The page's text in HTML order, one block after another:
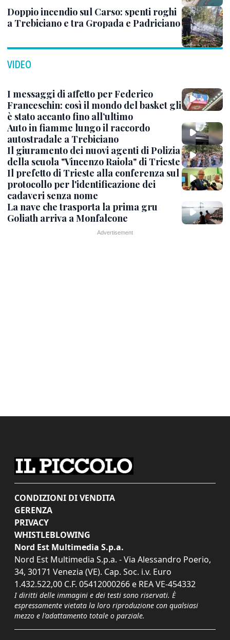
Doppio incendio sul Carso: spenti roghi
a Trebiciano e tra Gropada e Padriciano
VIDEO
I messaggi di affetto per Federico
Franceschin: così il mondo del basket gli
è stato accanto fino all’ultimo
Auto in fiamme lungo il raccordo
autostradale a Trebiciano
Il giuramento dei nuovi agenti di Polizia
della scuola "Vincenzo Raiola" di Trieste
Il prefetto di Trieste alla conferenza sul
protocollo per l'identificazione dei
cadaveri senza nome
La nave che trasporta la prima gru
Goliath arriva a Monfalcone
CONDIZIONI DI VENDITA
GERENZA
PRIVACY
WHISTLEBLOWING
Nord Est Multimedia S.p.a.
Nord Est Multimedia S.p.a. - Via Alessandro Poerio,
34, 30171 Venezia (VE). Cap. Soc. i.v. Euro
1.432.522,00 C.F. 05412000266 e REA VE-454332
I diritti delle immagini e dei testi sono riservati. È
espressamente vietata la loro riproduzione con qualsiasi
mezzo e l'adattamento totale o parziale.